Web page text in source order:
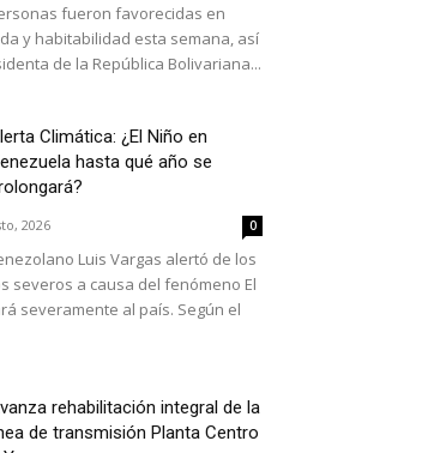
fueron favorecidas en
y habitabilidad esta semana, así
de la República Bolivariana...
Climática: ¿El Niño en
hasta qué año se
2026 0
Luis Vargas alertó de los
severos a causa del fenómeno El
severamente al país. Según el
rehabilitación integral de la
de transmisión Planta Centro